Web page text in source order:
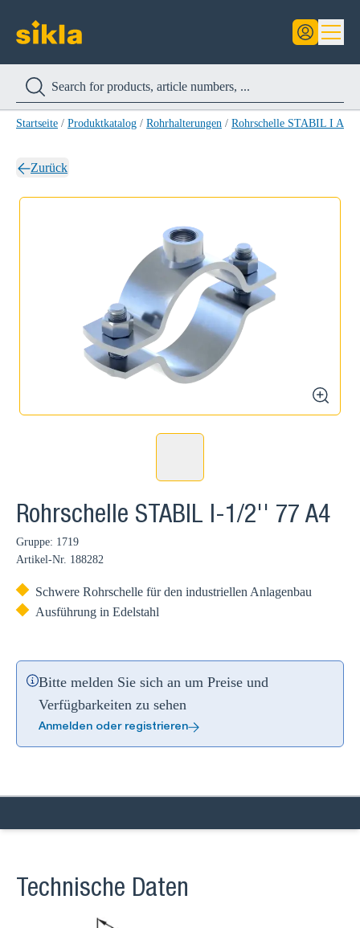
Startseite / Produktkatalog / Rohrhalterungen / Rohrschelle STABIL I A4
Zurück
zoom
Rohrschelle STABIL I-1/2'' 77 A4
Gruppe: 1719
Artikel-Nr. 188282
Schwere Rohrschelle für den industriellen Anlagenbau
Ausführung in Edelstahl
Bitte melden Sie sich an um Preise und
Verfügbarkeiten zu sehen
Anmelden oder registrieren
Technische Daten